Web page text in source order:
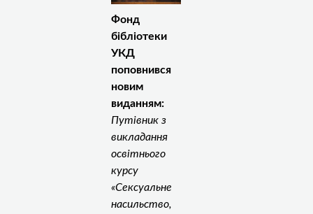
Фонд
бібліотеки
УКД
поповнився
новим
виданням:
Путівник з
викладання
освітнього
курсу
«Сексуальне
насильство,